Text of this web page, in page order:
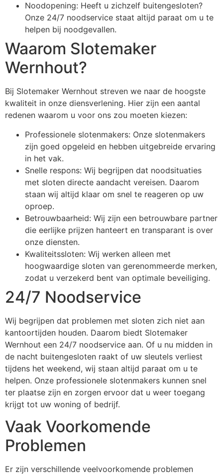
Noodopening: Heeft u zichzelf buitengesloten?
Onze 24/7 noodservice staat altijd paraat om u te
helpen bij noodgevallen.
Waarom Slotemaker
Wernhout?
Bij Slotemaker Wernhout streven we naar de hoogste
kwaliteit in onze diensverlening. Hier zijn een aantal
redenen waarom u voor ons zou moeten kiezen:
Professionele slotenmakers: Onze slotenmakers
zijn goed opgeleid en hebben uitgebreide ervaring
in het vak.
Snelle respons: Wij begrijpen dat noodsituaties
met sloten directe aandacht vereisen. Daarom
staan wij altijd klaar om snel te reageren op uw
oproep.
Betrouwbaarheid: Wij zijn een betrouwbare partner
die eerlijke prijzen hanteert en transparant is over
onze diensten.
Kwaliteitssloten: Wij werken alleen met
hoogwaardige sloten van gerenommeerde merken,
zodat u verzekerd bent van optimale beveiliging.
24/7 Noodservice
Wij begrijpen dat problemen met sloten zich niet aan
kantoortijden houden. Daarom biedt Slotemaker
Wernhout een 24/7 noodservice aan. Of u nu midden in
de nacht buitengesloten raakt of uw sleutels verliest
tijdens het weekend, wij staan altijd paraat om u te
helpen. Onze professionele slotenmakers kunnen snel
ter plaatse zijn en zorgen ervoor dat u weer toegang
krijgt tot uw woning of bedrijf.
Vaak Voorkomende
Problemen
Er zijn verschillende veelvoorkomende problemen